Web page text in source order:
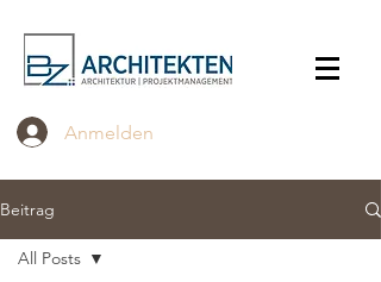
Anmelden
Beitrag
All Posts